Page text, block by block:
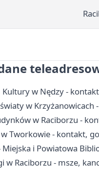
w Nędzy -
w
w Raciborzu -
Tworkowie - kontakt,
Miejska i Powiatowa
w Raciborzu - msze,